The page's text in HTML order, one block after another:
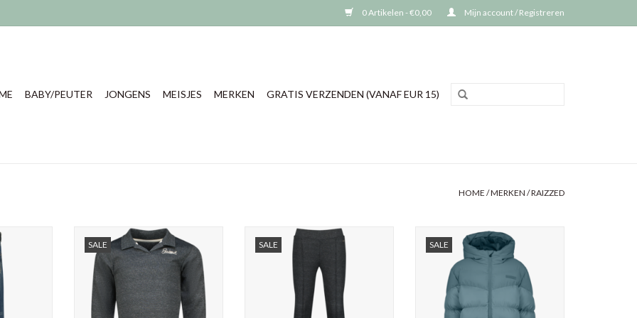
0 Artikelen - €0,00 Mijn account / Registreren
BABY/PEUTER JONGENS MEISJES MERKEN GRATIS VERZENDEN (VANAF EUR 15)
HOME /MERKEN /RAIZZED
Berlin,
1%
SALE
Raizzed meisjes shirt Sadie,
95% polyester, 5% elastane
Met de bijbehorende broek Lara
heb je een mooi setje
TOEVOEGEN AAN WINKELWAGEN
SALE
Raizzed meisjesbroek Lara, flared
95% polyester, 5% elastane
TOEVOEGEN AAN WINKELWAGEN
SALE
Raizzed jongens jas Tulun,
100% polyester
TOEVOEGEN AAN WINKELWAGEN